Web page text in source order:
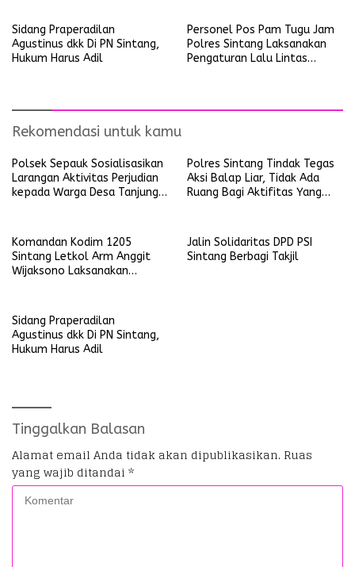
Sidang Praperadilan
Agustinus dkk Di PN Sintang,
Hukum Harus Adil
Personel Pos Pam Tugu Jam
Polres Sintang Laksanakan
Pengaturan Lalu Lintas
Rekomendasi untuk kamu
Polsek Sepauk Sosialisasikan
Larangan Aktivitas Perjudian
kepada Warga Desa Tanjung
Polres Sintang Tindak Tegas
Aksi Balap Liar, Tidak Ada
Ruang Bagi Aktifitas Yang
Komandan Kodim 1205
Sintang Letkol Arm Anggit
Wijaksono Laksanakan
Jalin Solidaritas DPD PSI
Sintang Berbagi Takjil
Sidang Praperadilan
Agustinus dkk Di PN Sintang,
Hukum Harus Adil
Tinggalkan Balasan
Alamat email Anda tidak akan dipublikasikan. Ruas
yang wajib ditandai *